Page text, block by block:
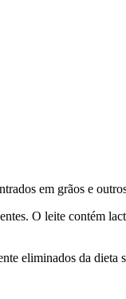
em grãos e
O leite contém
eliminados da dieta